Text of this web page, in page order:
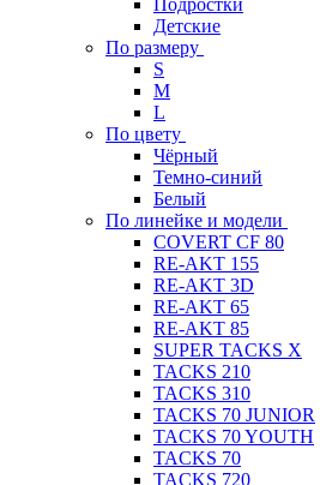
Детские
По размеру
S
M
L
По цвету
Чёрный
Темно-синий
Белый
По линейке и модели
COVERT CF 80
RE-AKT 155
RE-AKT 3D
RE-AKT 65
RE-AKT 85
SUPER TACKS X
TACKS 210
TACKS 310
TACKS 70 JUNIOR
TACKS 70 YOUTH
TACKS 70
TACKS 720